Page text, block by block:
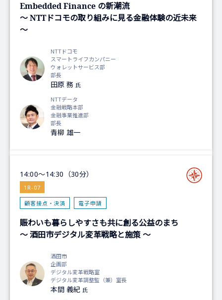
Embedded Finance の新潮流
～ NTTドコモの取り組みに見る金融体験の近未来
～
NTTドコモ
スマートライフカンパニー
ウォレットサービス部
部長
田原 務 氏
NTTデータ
金融戦略本部
金融事業推進部
部長
青柳 雄一
14:00～14:30（30分）
1R-07
顧客接点・決済 電子申請
賑わいも暮らしやすさも共に創る公益のまち
～ 酒田市デジタル変革戦略と施策 ～
酒田市
企画部
デジタル変革戦略室
デジタル変革調整監（兼）室長
本間 義紀 氏